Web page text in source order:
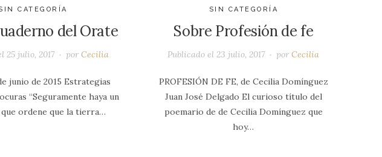
CATEGORÍA
del Orate
25 julio, 2017 por Cecilia
junio de 2015 Estrategias
“Seguramente haya un
ordene que la tierra…
SIN CATEGORÍA
Sobre Profesión de fe
Publicado el23 julio, 2017 porCecilia
PROFESIÓN DE FE, de Cecilia Domínguez
Juan José Delgado El curioso título del
poemario de de Cecilia Domínguez que
hoy…